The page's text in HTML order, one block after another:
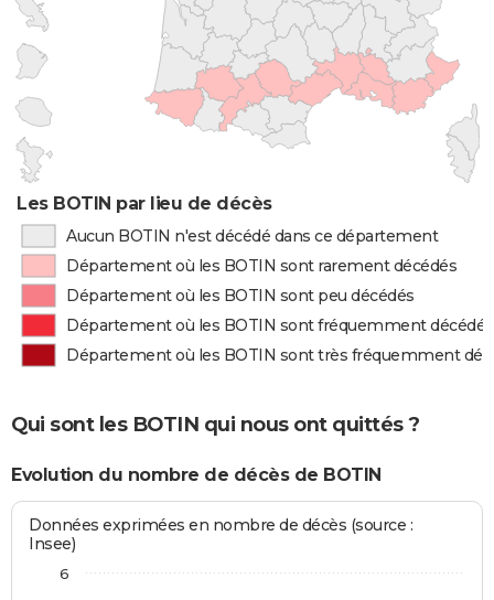
Les BOTIN par lieu de décès
Aucun BOTIN n'est décédé dans ce département
Département où les BOTIN sont rarement décédés
Département où les BOTIN sont peu décédés
Département où les BOTIN sont fréquemment décédés
Département où les BOTIN sont très fréquemment
Qui sont les BOTIN qui nous ont quittés ?
Evolution du nombre de décès de BOTIN
Données exprimées en nombre de décès (source :
Insee)
6